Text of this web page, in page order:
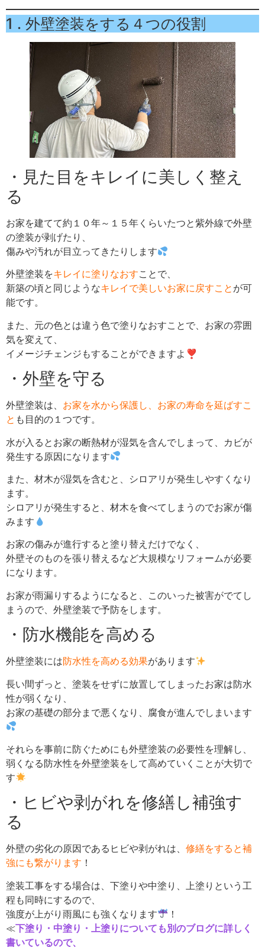
1 . 外壁塗装をする４つの役割
・見た目をキレイに美しく整え
る
お家を建てて約１０年～１５年くらいたつと紫外線で外壁
の塗装が剥げたり、
傷みや汚れが目立ってきたりします
外壁塗装をキレイに塗りなおすことで、
新築の頃と同じようなキレイで美しいお家に戻すこと が可
能です。
また、元の色とは違う色で塗りなおすことで、お家の雰囲
気を変えて、
イメージチェンジもすることができますよ❣
・外壁を守る
外壁塗装は、 お家を水から保護し、お家の寿命を延ばすこ
と も目的の１つです。
水が入るとお家の断熱材が湿気を含んでしまって、カビが
発生する原因になります
また、材木が湿気を含むと、シロアリが発生しやすくなり
ます。
シロアリが発生すると、材木を食べてしまうのでお家が傷
みます
お家の傷みが進行すると塗り替えだけでなく、
外壁そのものを張り替えるなど大規模なリフォームが必要
になります。
お家が雨漏りするようになると、このいった被害がでてし
まうので、外壁塗装で予防をします。
・防水機能を高める
外壁塗装には防水性を高める効果があります
長い間ずっと、塗装をせずに放置してしまったお家は防水
性が弱くなり、
お家の基礎の部分まで悪くなり、腐食が進んでしまいます
それらを事前に防ぐためにも外壁塗装の必要性を理解し、
弱くなる防水性を外壁塗装をして高めていくことが大切で
す
・ヒビや剥がれを修繕し補強す
る
外壁の劣化の原因であるヒビや剥がれは、 修繕をすると補
強にも繋がります ！
塗装工事をする場合は、下塗りや中塗り、上塗りという工
程も同時にするので、
強度が上がり雨風にも強くなります
！
≪下塗り・中塗り・上塗りについても別のブログに詳しく
書いているので、